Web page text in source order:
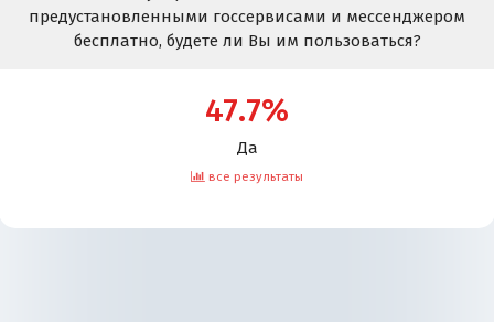
предустановленными госсервисами и мессенджером
бесплатно, будете ли Вы им пользоваться?
47.7%
Да
все результаты